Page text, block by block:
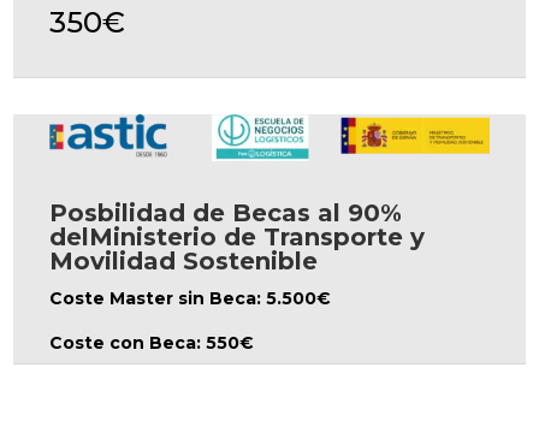
350€
Posbilidad de Becas al 90%
delMinisterio de Transporte y
Movilidad Sostenible
Coste Master sin Beca: 5.500€
Coste con Beca: 550€